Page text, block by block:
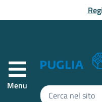
al contenuto principale
Menu
Inserisci